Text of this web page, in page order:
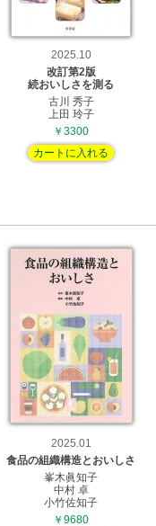
2025.10
改訂第2版
続おいしさを測る
古川 秀子
上田 玲子
￥3300
カートに入れる
2025.01
食品の組織構造とおいしさ
峯木眞知子
中村 卓
小竹佐知子
￥9680